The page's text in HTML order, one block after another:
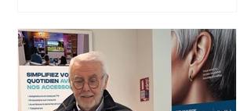
naissance de Flexilivre, ses produits
phares et les raisons de leur succès. Il
explique notamment pourquoi les livres
photo séduisent autant les grands-